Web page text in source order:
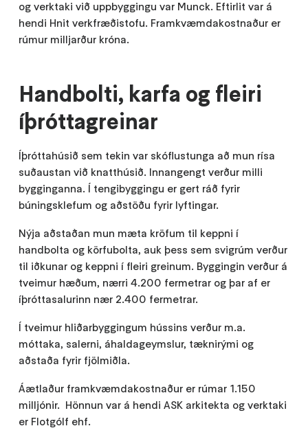
og verktaki við uppbyggingu var Munck. Eftirlit var á
hendi Hnit verkfræðistofu. Framkvæmdakostnaður er
rúmur milljarður króna.
Handbolti, karfa og fleiri
íþróttagreinar
Íþróttahúsið sem tekin var skóflustunga að mun rísa
suðaustan við knatthúsið. Innangengt verður milli
bygginganna. Í tengibyggingu er gert ráð fyrir
búningsklefum og aðstöðu fyrir lyftingar.
Nýja aðstaðan mun mæta kröfum til keppni í
handbolta og körfubolta, auk þess sem svigrúm verður
til iðkunar og keppni í fleiri greinum. Byggingin verður á
tveimur hæðum, nærri 4.200 fermetrar og þar af er
íþróttasalurinn nær 2.400 fermetrar.
Í tveimur hliðarbyggingum hússins verður m.a.
móttaka, salerni, áhaldageymslur, tæknirými og
aðstaða fyrir fjölmiðla.
Áætlaður framkvæmdakostnaður er rúmar 1.150
milljónir. Hönnun var á hendi ASK arkitekta og verktaki
er Flotgólf ehf.